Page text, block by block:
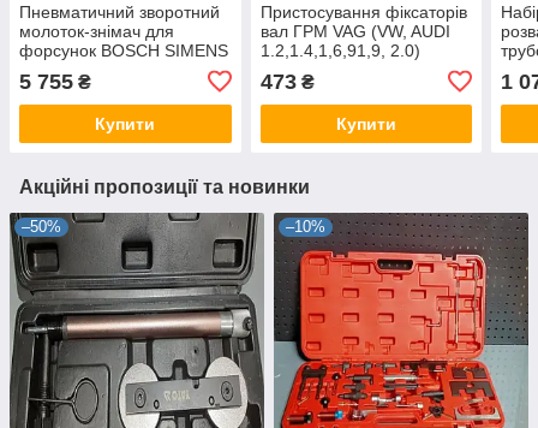
Пневматичний зворотний
молоток-знімач для
форсунок BOSCH SIMENS
DELPHI DENSO SATRA S-
VA7P
5 755 ₴
Купити
Пристосування фіксаторів
вал ГРМ VAG (VW, AUDI
1.2,1.4,1,6,91,9, 2.0)
SATRA S-7TDI
473₴
Купити
1
Акційні пропозиції та новинки
–50% –10%